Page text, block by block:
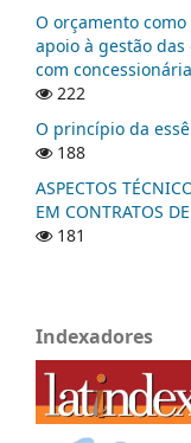
O orçamento
apoio à gestão
com
222
O princípio da
188
ASPECTOS
EM CONTRATOS
181
Indexadores